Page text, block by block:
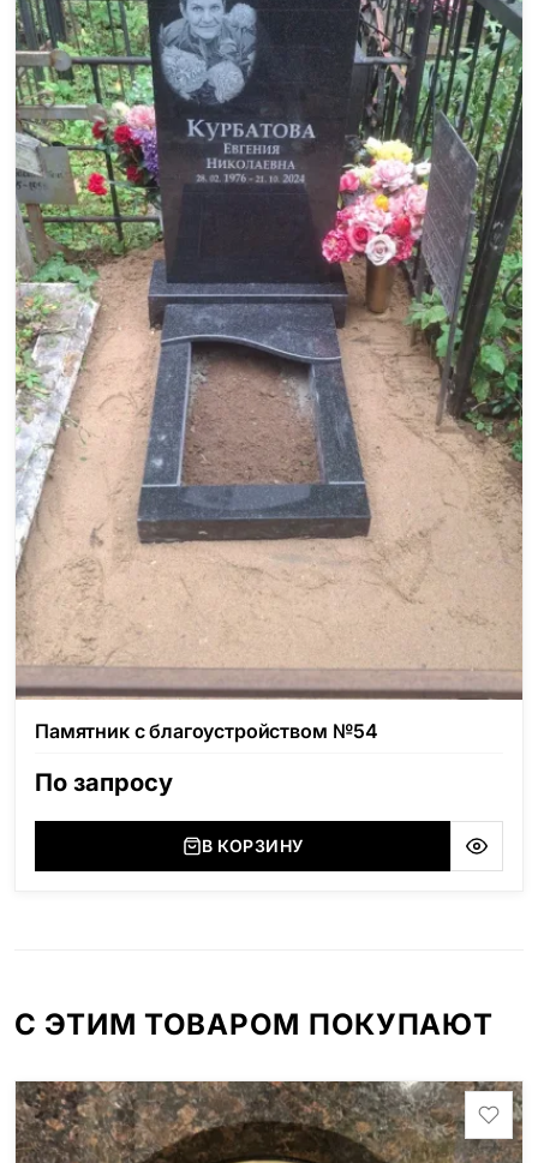
Памятник с благоустройством №54
По запросу
В КОРЗИНУ
С ЭТИМ ТОВАРОМ ПОКУПАЮТ